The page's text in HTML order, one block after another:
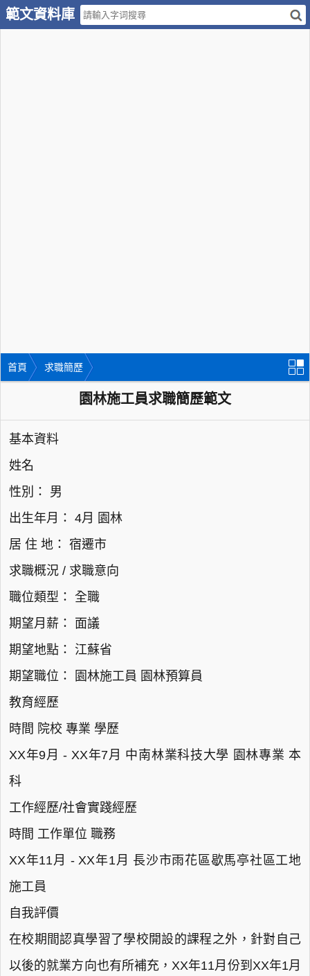
範文資料庫
首頁 求職簡歷
園林施工員求職簡歷範文
基本資料
姓名
性別： 男
出生年月： 4月 園林
居 住 地： 宿遷市
求職概況 / 求職意向
職位類型： 全職
期望月薪： 面議
期望地點： 江蘇省
期望職位： 園林施工員 園林預算員
教育經歷
時間 院校 專業 學歷
XX年9月 - XX年7月 中南林業科技大學 園林專業 本
科
工作經歷/社會實踐經歷
時間 工作單位 職務
XX年11月 - XX年1月 長沙市雨花區歇馬亭社區工地
施工員
自我評價
在校期間認真學習了學校開設的課程之外，針對自己
以後的就業方向也有所補充，XX年11月份到XX年1月